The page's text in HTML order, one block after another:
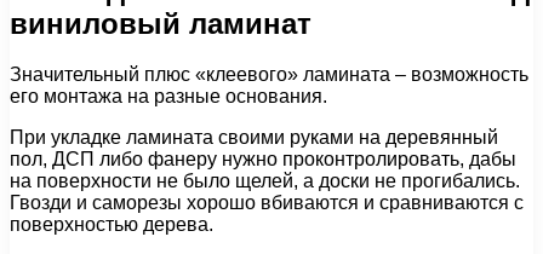
виниловый ламинат
Значительный плюс «клеевого» ламината – возможность
его монтажа на разные основания.
При укладке ламината своими руками на деревянный
пол, ДСП либо фанеру нужно проконтролировать, дабы
на поверхности не было щелей, а доски не прогибались.
Гвозди и саморезы хорошо вбиваются и сравниваются с
поверхностью дерева.